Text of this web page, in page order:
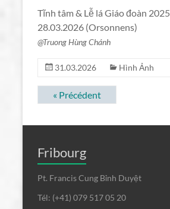
Tĩnh tâm & Lễ lá Giáo đoàn 2025
28.03.2026 (Orsonnens)
@Truong Hùng Chánh
31.03.2026 Hình Ảnh
« Précédent
Fribourg
Pt. Francis Cung Bỉnh Duyệt
Tél: (+41) 079 517 05 20